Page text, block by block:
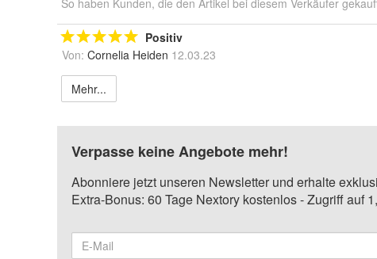
So haben Kunden, die den Artikel bei diesem Verkäufer
Positiv
Von: Cornelia Heiden 12.03.23
Mehr...
Verpasse keine Angebote mehr!
Abonniere jetzt unseren Newsletter und erhalte
Extra-Bonus: 60 Tage Nextory kostenlos - Zugriff auf